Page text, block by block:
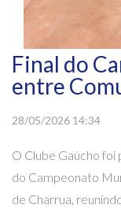
Final do
entre
28/05/2026 14:34
O Clube Gaúcho foi
do Campeonato
de Charrua,